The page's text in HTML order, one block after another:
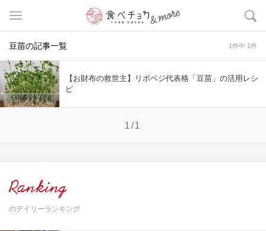
豆苗の記事一覧 1件中 1件
【お財布の救世主】リボベジ代表格「豆苗」の活用レシ
ピ
1/1
Ranking
のデイリーランキング